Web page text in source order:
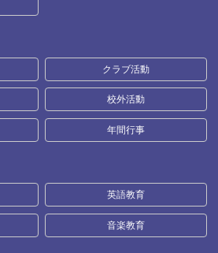
クラブ活動
校外活動
年間行事
英語教育
音楽教育